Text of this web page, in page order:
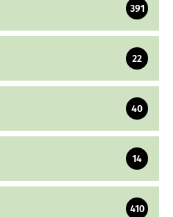
391
22
40
14
410